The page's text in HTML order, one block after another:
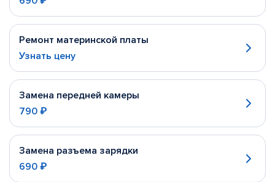
Ремонт материнской платы
Узнать цену
Замена передней камеры
790 ₽
Замена разъема зарядки
690 ₽